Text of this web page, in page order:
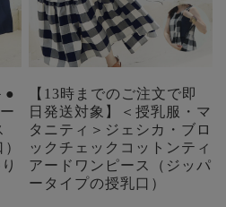
●
【13時までのご注文で即
日発送対象】＜授乳服・マ
タニティ＞ジェシカ・ブロ
ックチェックコットンティ
アードワンピース（ジッパ
ータイプの授乳口）